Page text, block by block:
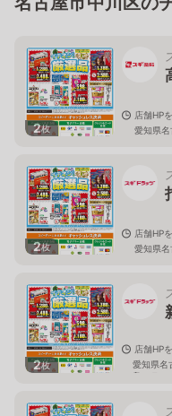
2枚
店舗HP
愛知県
2枚
店舗HP
愛知県名
2枚
店舗HP
愛知県名
島フラン